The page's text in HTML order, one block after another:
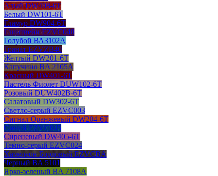
Алый DW408-6T
Белый DW101-6T
Гламур DW904-6T
Глинтвейн EZVC040
Голубой ВАЗ102А
Гранат EZVZB40
Желтый DW201-6T
Капучино BA 2105A
Красный DW401-6T
Пастель Фиолет DUW102-6T
Розовый DUW402B-6T
Салатовый DW302-6T
Светло-серый EZVC003
Сигнал Оранжевый DW204-6T
Синий EZVC045
Сиреневый DW405-6T
Темно-серый EZVC024
Хамелеон Бордовый EZVCBA
Черный BA 5101
Ярко-зеленый BA 7108A